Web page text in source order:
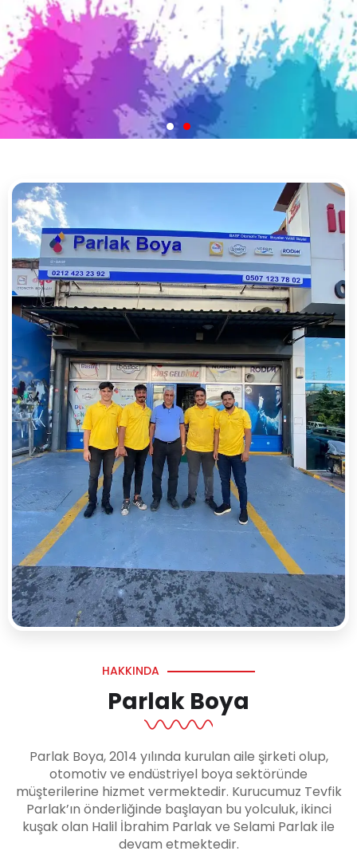
HAKKINDA
Parlak Boya
Parlak Boya, 2014 yılında kurulan aile şirketi olup,
otomotiv ve endüstriyel boya sektöründe
müşterilerine hizmet vermektedir. Kurucumuz Tevfik
Parlak’ın önderliğinde başlayan bu yolculuk, ikinci
kuşak olan Halil İbrahim Parlak ve Selami Parlak ile
devam etmektedir.